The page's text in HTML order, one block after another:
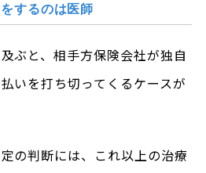
するのは医師
ぶと、相手方保険会社が独自
いを打ち切ってくるケースが
の判断には、これ以上の治療